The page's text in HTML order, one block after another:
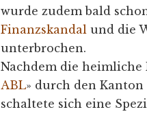
wurde zudem bald
Finanzskandal und die
unterbrochen.
Nachdem die heimliche
ABL» durch den Kanton
schaltete sich eine